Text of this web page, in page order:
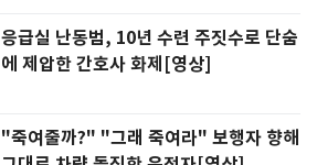
응급실 난동범, 10년 수련 주짓수로 단숨
에 제압한 간호사 화제[영상]
"죽여줄까?" "그래 죽여라" 보행자 향해